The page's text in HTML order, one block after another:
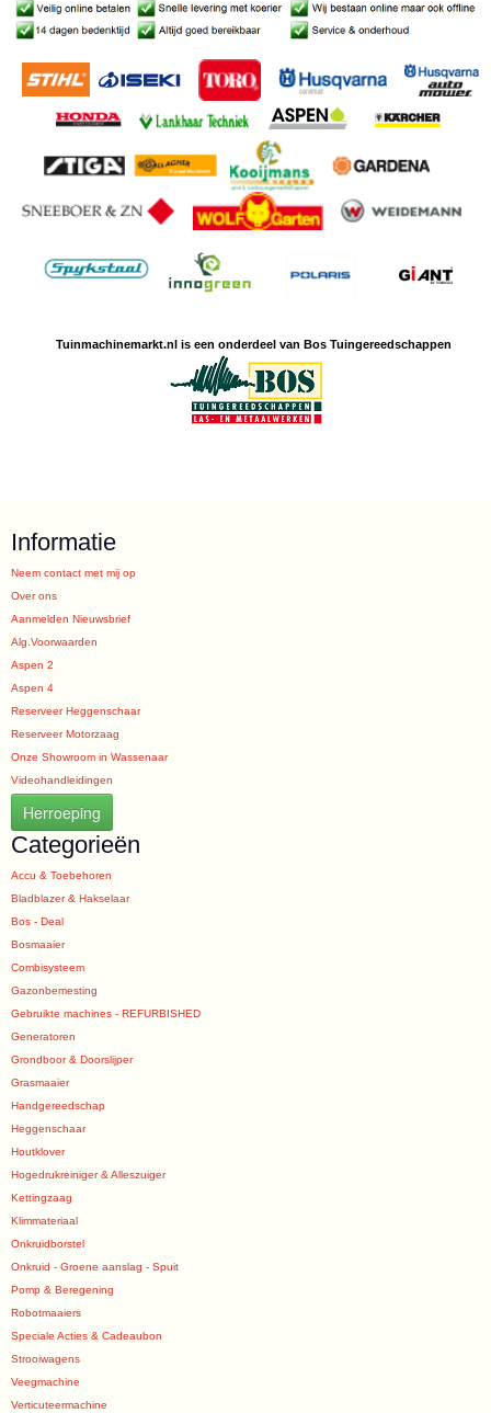
Tuinmachinemarkt.nl is een onderdeel van Bos Tuingereedschappen
Informatie
Neem contact met mij op
Over ons
Aanmelden Nieuwsbrief
Alg.Voorwaarden
Aspen 2
Aspen 4
Reserveer Heggenschaar
Reserveer Motorzaag
Onze Showroom in Wassenaar
Videohandleidingen
Herroeping
Categorieën
Accu & Toebehoren
Bladblazer & Hakselaar
Bos - Deal
Bosmaaier
Combisysteem
Gazonbemesting
Gebruikte machines - REFURBISHED
Generatoren
Grondboor & Doorslijper
Grasmaaier
Handgereedschap
Heggenschaar
Houtklover
Hogedrukreiniger & Alleszuiger
Kettingzaag
Klimmateriaal
Onkruidborstel
Onkruid - Groene aanslag - Spuit
Pomp & Beregening
Robotmaaiers
Speciale Acties & Cadeaubon
Strooiwagens
Veegmachine
Verticuteermachine